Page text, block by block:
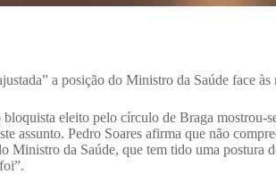
a posição do Ministro da Saúde face
eleito pelo círculo de Braga mostrou-
assunto. Pedro Soares afirma que não
da Saúde, que tem tido uma postura